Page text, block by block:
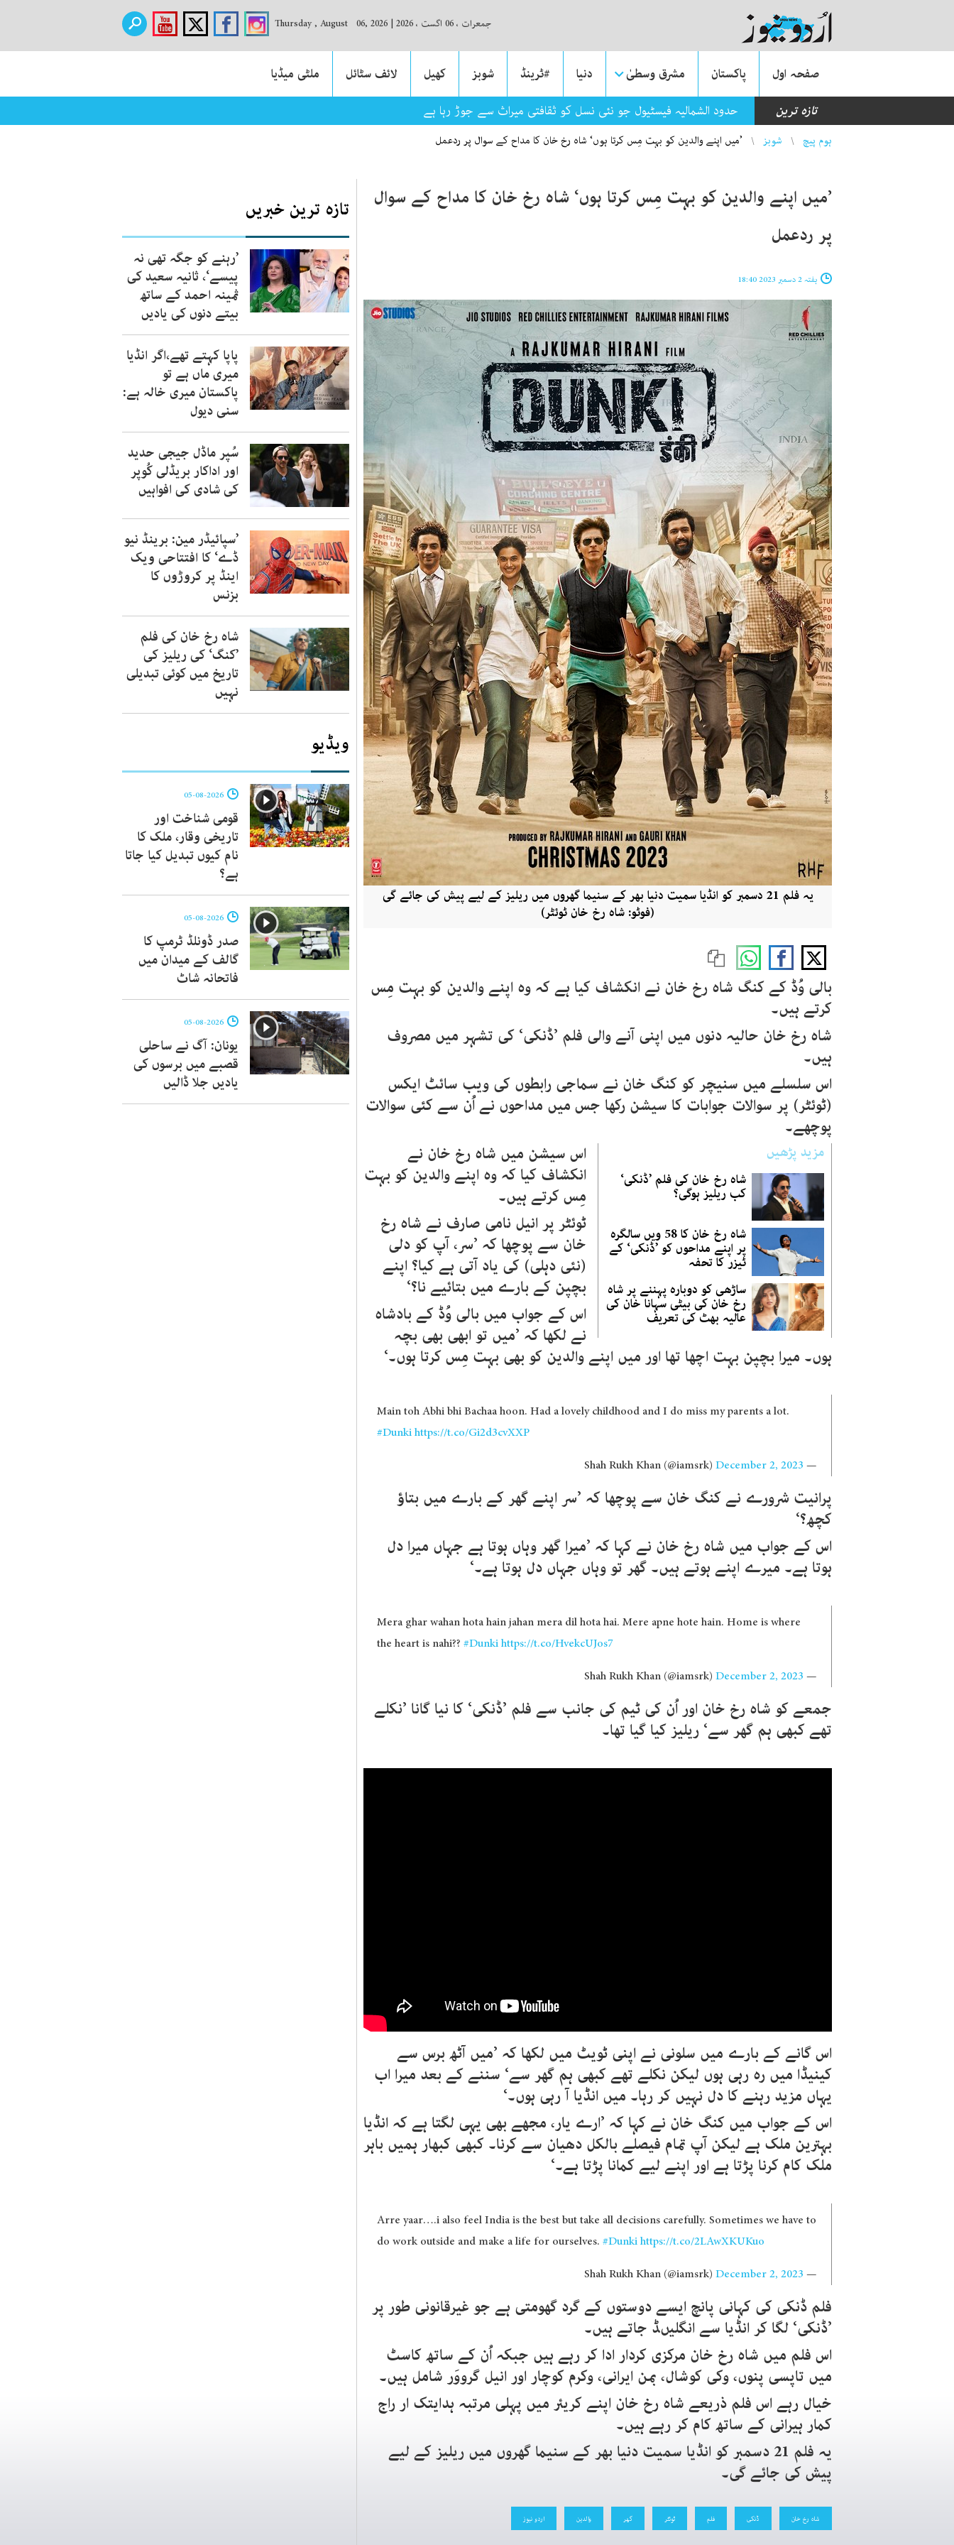
جمعرات ، 06 اگست ، 2026 |
Thursday , August 06, 2026
صفحہ اول پاکستان مشرق وسطیٰ دنیا #ٹرینڈ شوبز کھیل لائف سٹائل
ملٹی میڈیا
تازہ ترین
حدود الشمالیہ فیسٹیول جو نئی نسل کو ثقافتی میراث سے جوڑ رہا ہے
You are here
ہوم پیچ شوبز ’میں اپنے والدین کو بہت مِس کرتا ہوں‘ شاہ رخ خان کا مداح کے سوال پر ردعمل
’میں اپنے والدین کو بہت مِس کرتا ہوں‘ شاہ رخ خان کا مداح کے سوال
پر ردعمل
ہفتہ 2 دسمبر 2023 18:40
یہ فلم 21 دسمبر کو انڈیا سمیت دنیا بھر کے سنیما گھروں میں ریلیز کے لیے پیش کی جائے گی
(فوٹو: شاہ رخ خان ٹوئٹر)
بالی وُڈ کے کنگ شاہ رخ خان نے انکشاف کیا ہے کہ وہ اپنے والدین کو بہت مِس
کرتے ہیں۔
شاہ رخ خان حالیہ دنوں میں اپنی آنے والی فلم ’ڈنکی‘ کی تشہر میں مصروف
ہیں۔
اس سلسلے میں سنیچر کو کنگ خان نے سماجی رابطوں کی ویب سائٹ ایکس
(ٹوئٹر) پر سوالات جوابات کا سیشن رکھا جس میں مداحوں نے اُن سے کئی سوالات
پوچھے۔
مزید پڑھیں
شاہ رخ خان کی فلم ’ڈنکی‘
کب ریلیز ہوگی؟
شاہ رخ خان کا 58 ویں سالگرہ
پر اپنے مداحوں کو ’ڈنکی‘ کے
ٹیزر کا تحفہ
ساڑھی کو دوبارہ پہننے پر شاہ
رخ خان کی بیٹی سہانا خان کی
عالیہ بھٹ کی تعریف
اس سیشن میں شاہ رخ خان نے
انکشاف کیا کہ وہ اپنے والدین کو بہت
مِس کرتے ہیں۔
ٹوئٹر پر انیل نامی صارف نے شاہ رخ
خان سے پوچھا کہ ’سر، آپ کو دلی
(نئی دہلی) کی یاد آتی ہے کیا؟ اپنے
بچپن کے بارے میں بتائیے نا؟‘
اس کے جواب میں بالی وُڈ کے بادشاہ
نے لکھا کہ ’میں تو ابھی بھی بچہ
ہوں۔ میرا بچپن بہت اچھا تھا اور میں اپنے والدین کو بھی بہت مِس کرتا ہوں۔‘
Main toh Abhi bhi Bachaa hoon. Had a lovely childhood and I do miss my parents a lot.
#Dunkihttps://t.co/Gi2d3cvXXP
— Shah Rukh Khan (@iamsrk)
December 2, 2023
پرانیت شرورے نے کنگ خان سے پوچھا کہ ’سر اپنے گھر کے بارے میں بتاؤ
کچھ؟‘
اس کے جواب میں شاہ رخ خان نے کہا کہ ’میرا گھر وہاں ہوتا ہے جہاں میرا دل
ہوتا ہے۔ میرے اپنے ہوتے ہیں۔ گھر تو وہاں جہاں دل ہوتا ہے۔‘
Mera ghar wahan hota hain jahan mera dil hota hai. Mere apne hote hain. Home is where
the heart is nahi?? #Dunkihttps://t.co/HvekcUJos7
— Shah Rukh Khan (@iamsrk)
December 2, 2023
جمعے کو شاہ رخ خان اور اُن کی ٹیم کی جانب سے فلم ’ڈنکی‘ کا نیا گانا ’نکلے
تھے کبھی ہم گھر سے‘ ریلیز کیا گیا تھا۔
اس گانے کے بارے میں سلونی نے اپنی ٹویٹ میں لکھا کہ ’میں آٹھ برس سے
کینیڈا میں رہ رہی ہوں لیکن نکلے تھے کبھی ہم گھر سے‘ سننے کے بعد میرا اب
یہاں مزید رہنے کا دل نہیں کر رہا۔ میں انڈیا آ رہی ہوں۔‘
اس کے جواب میں کنگ خان نے کہا کہ ’ارے یار، مجھے بھی یہی لگتا ہے کہ انڈیا
بہترین ملک ہے لیکن آپ تمام فیصلے بالکل دھیان سے کرنا۔ کبھی کبھار ہمیں باہر
ملک کام کرنا پڑتا ہے اور اپنے لیے کمانا پڑتا ہے۔‘
Arre yaar….i also feel India is the best but take all decisions carefully. Sometimes we have to
do work outside and make a life for ourselves. #Dunkihttps://t.co/2LAwXKUKuo
— Shah Rukh Khan (@iamsrk)
December 2, 2023
فلم ڈنکی کی کہانی پانچ ایسے دوستوں کے گرد گھومتی ہے جو غیرقانونی طور پر
’ڈنکی‘ لگا کر انڈیا سے انگلیںڈ جاتے ہیں۔
اس فلم میں شاہ رخ خان مرکزی کردار ادا کر رہے ہیں جبکہ اُن کے ساتھ کاسٹ
میں تاپسی پنوں، وکی کوشال، بمن ایرانی، وکرم کوچار اور انیل گرووَر شامل ہیں۔
خیال رہے اس فلم ذریعے شاہ رخ خان اپنے کریئر میں پہلی مرتبہ ہدایتک ار راج
کمار ہیرانی کے ساتھ کام کر رہے ہیں۔
یہ فلم 21 دسمبر کو انڈیا سمیت دنیا بھر کے سنیما گھروں میں ریلیز کے لیے
پیش کی جائے گی۔
شاہ رخ خان ڈنکی فلم ٹوئٹر گھر والدین اردو نیوز
تازہ ترین خبریں
’رہنے کو جگہ تھی نہ
پیسے‘، ثانیہ سعید کی
ثمینہ احمد کے ساتھ
بیتے دنوں کی یادیں
پاپا کہتے تھے،اگر انڈیا
میری ماں ہے تو
پاکستان میری خالہ ہے:
سنی دیول
سُپر ماڈل جیجی حدید
اور اداکار بریڈلی کُوپر
کی شادی کی افواہیں
’سپائیڈر مین: برینڈ نیو
ڈے‘ کا افتتاحی ویک
اینڈ پر کروڑوں کا
بزنس
شاہ رخ خان کی فلم
’کنگ‘ کی ریلیز کی
تاریخ میں کوئی تبدیلی
نہیں
ویڈیو
قومی شناخت اور
تاریخی وقار، ملک کا
نام کیوں تبدیل کیا جاتا
ہے؟
صدر ڈونلڈ ٹرمپ کا
گالف کے میدان میں
فاتحانہ شاٹ
یونان: آگ نے ساحلی
قصبے میں برسوں کی
یادیں جلا ڈالیں